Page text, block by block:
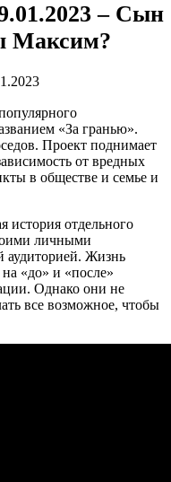
– Сын
Максим?
«За гранью».
Проект поднимает
от вредных
в обществе и семье и
отдельного
личными
аудиторией. Жизнь
«до» и «после»
Однако они не
все возможное, чтобы